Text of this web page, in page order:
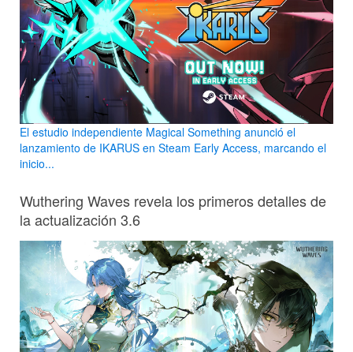
El estudio independiente Magical Something anunció el
lanzamiento de IKARUS en Steam Early Access, marcando el
inicio...
Wuthering Waves revela los primeros detalles de
la actualización 3.6